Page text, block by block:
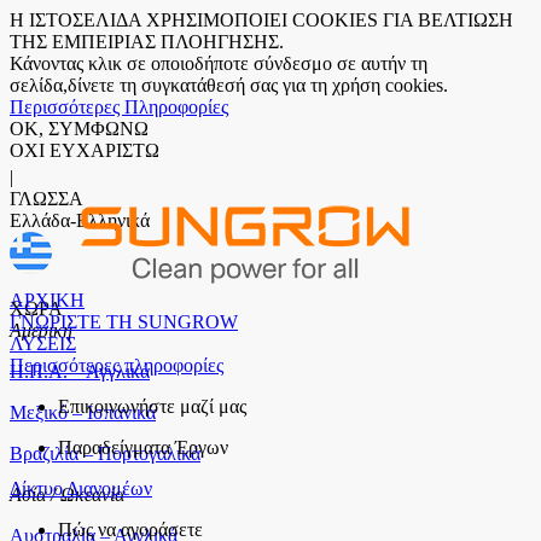
Η ΙΣΤΟΣΕΛΙΔΑ ΧΡΗΣΙΜΟΠΟΙΕΙ COOKIES ΓΙΑ ΒΕΛΤΙΩΣΗ
ΤΗΣ ΕΜΠΕΙΡΙΑΣ ΠΛΟΗΓΗΣΗΣ.
Κάνοντας κλικ σε οποιοδήποτε σύνδεσμο σε αυτήν τη
σελίδα,δίνετε τη συγκατάθεσή σας για τη χρήση cookies.
Περισσότερες Πληροφορίες
ΟΚ, ΣΥΜΦΩΝΩ
ΟΧΙ ΕΥΧΑΡΙΣΤΩ
|
ΓΛΩΣΣΑ
Ελλάδα-Ελληνικά
ΧΩΡΑ
Αμερική
Η.Π.Α. – Αγγλικά
Μεξικό – Ισπανικά
Βραζιλία – Πορτογαλικά
Ασία / Ωκεανία
Αυστραλία – Αγγλικά
ΑΡΧΙΚΗ
ΓΝΩΡΙΣΤΕ ΤΗ SUNGROW
ΛΥΣΕΙΣ
Περισσότερες πληροφορίες
Επικοινωνήστε μαζί μας
Παραδείγματα Έργων
Δίκτυο Διανομέων
Πώς να αγοράσετε